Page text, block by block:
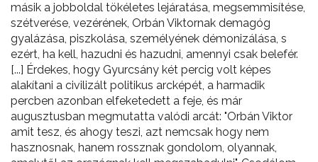
másik a jobboldal tökéletes lejáratása, megsemmisítése,
szétverése, vezérének, Orbán Viktornak demagóg
gyalázása, piszkolása, személyének démonizálása, s
ezért, ha kell, hazudni és hazudni, amennyi csak belefér.
[...] Érdekes, hogy Gyurcsány két percig volt képes
alakítani a civilizált politikus arcképét, a harmadik
percben azonban elfeketedett a feje, és már
augusztusban megmutatta valódi arcát: "Orbán Viktor
amit tesz, és ahogy teszi, azt nemcsak hogy nem
hasznosnak, hanem rossznak gondolom, olyannak,